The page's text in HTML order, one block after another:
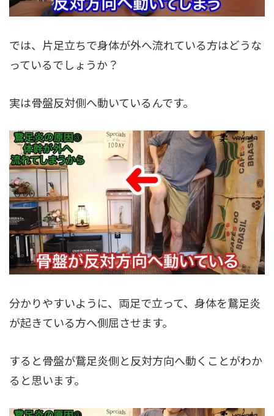
では、片足立ちで身体が外へ流れている方はどうな
っているでしょうか？
実は骨盤反対側へ動いているんです。
分かりやすいように、両足で立って、身体を鵞足炎
が起きている方へ側屈させます。
すると骨盤が鵞足炎側と反対方向へ動くことがわか
ると思います。